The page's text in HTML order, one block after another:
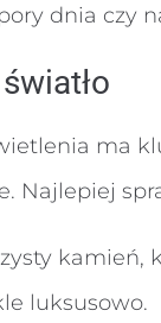
dnia czy
ma
Najlepiej
kamień,
luksusowo.